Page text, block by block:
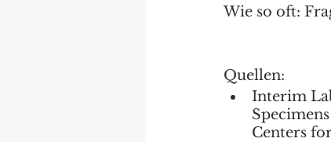
Wie so oft:
Quellen:
Interim
Centers